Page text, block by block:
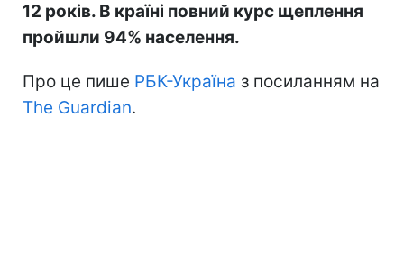
12 років. В країні повний курс щеплення
пройшли 94% населення.
Про це пише РБК-Україна з посиланням на
The Guardian.